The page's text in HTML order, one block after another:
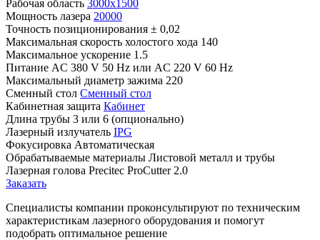
Рабочая область 3000x1500
Мощность лазера 20000
Точность позиционирования ± 0,02
Максимальная скорость холостого хода 140
Максимальное ускорение 1.5
Питание AC 380 V 50 Hz или AC 220 V 60 Hz
Максимальный диаметр зажима 220
Сменный стол Сменный стол
Кабинетная защита Кабинет
Длина трубы 3 или 6 (опционально)
Лазерный излучатель IPG
Фокусировка Автоматическая
Обрабатываемые материалы Листовой металл и трубы
Лазерная голова Precitec ProCutter 2.0
Заказать
Специалисты компании проконсультируют по техническим
характеристикам лазерного оборудования и помогут
подобрать оптимальное решение